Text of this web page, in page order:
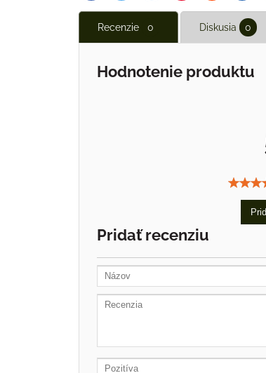
Recenzie 0 Diskusia 0
Hodnotenie produktu
Pridať recenziu